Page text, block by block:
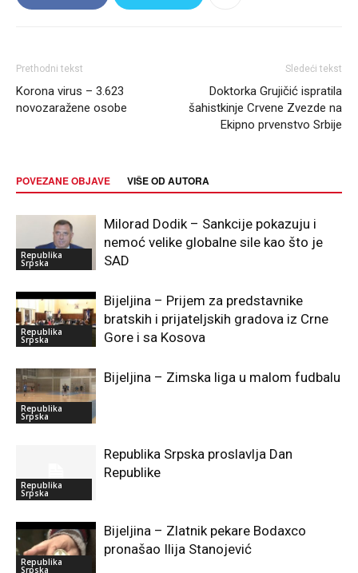
Prethodni tekst
Korona virus – 3.623
novozaražene osobe
Sledeći tekst
Doktorka Grujičić ispratila
šahistkinje Crvene Zvezde na
Ekipno prvenstvo Srbije
POVEZANE OBJAVE VIŠE OD AUTORA
Republika
Srpska
Milorad Dodik – Sankcije pokazuju i
nemoć velike globalne sile kao što je
SAD
Republika
Srpska
Bijeljina – Prijem za predstavnike
bratskih i prijateljskih gradova iz Crne
Gore i sa Kosova
Republika
Srpska
Bijeljina – Zimska liga u malom fudbalu
Republika
Srpska
Republika Srpska proslavlja Dan
Republike
Republika
Srpska
Bijeljina – Zlatnik pekare Bodaxco
pronašao Ilija Stanojević